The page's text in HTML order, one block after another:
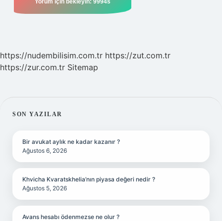
https://nudembilisim.com.tr https://zut.com.tr
https://zur.com.tr Sitemap
SIDEBAR
SON YAZILAR
Bir avukat aylık ne kadar kazanır ?
Ağustos 6, 2026
Khvicha Kvaratskhelia’nın piyasa değeri nedir ?
Ağustos 5, 2026
Avans hesabı ödenmezse ne olur ?